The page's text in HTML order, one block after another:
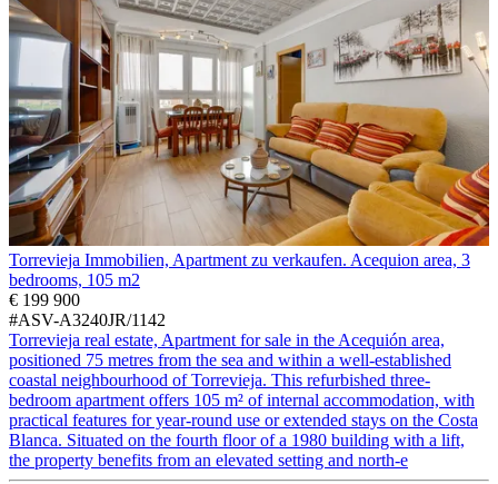
Torrevieja Immobilien, Apartment zu verkaufen. Acequion area, 3
bedrooms, 105 m2
€ 199 900
#ASV-A3240JR/1142
Torrevieja real estate, Apartment for sale in the Acequión area,
positioned 75 metres from the sea and within a well-established
coastal neighbourhood of Torrevieja. This refurbished three-
bedroom apartment offers 105 m² of internal accommodation, with
practical features for year-round use or extended stays on the Costa
Blanca. Situated on the fourth floor of a 1980 building with a lift,
the property benefits from an elevated setting and north-e